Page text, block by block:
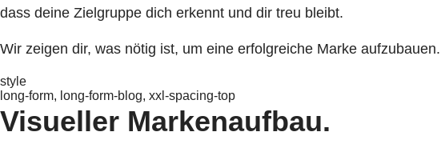
dass deine Zielgruppe dich erkennt und dir treu bleibt.
Wir zeigen dir, was nötig ist, um eine erfolgreiche Marke aufzubauen.
style
long-form, long-form-blog, xxl-spacing-top
Visueller Markenaufbau.